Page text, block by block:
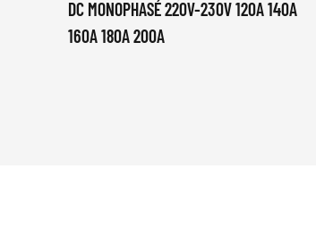
DC MONOPHASÉ 220V-230V 120A 140A
160A 180A 200A